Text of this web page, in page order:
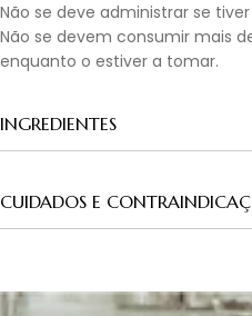
Não se deve administrar se
Não se devem consumir mais
enquanto o estiver a tomar.
INGREDIENTES
CUIDADOS E